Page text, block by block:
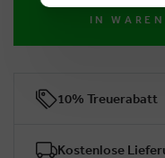
IN
10% Treuerabatt
Kostenlose